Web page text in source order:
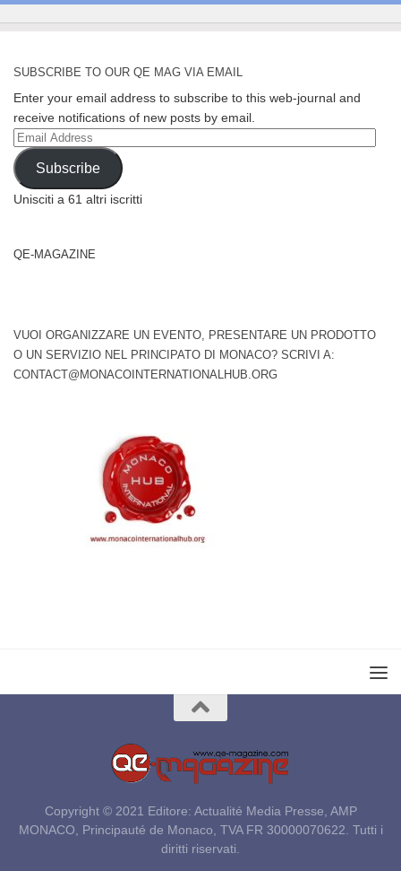
SUBSCRIBE TO OUR QE MAG VIA EMAIL
Enter your email address to subscribe to this web-journal and
receive notifications of new posts by email.
Email
Address
Subscribe
Unisciti a 61 altri iscritti
QE-MAGAZINE
VUOI ORGANIZZARE UN EVENTO, PRESENTARE UN PRODOTTO
O UN SERVIZIO NEL PRINCIPATO DI MONACO? SCRIVI A:
CONTACT@MONACOINTERNATIONALHUB.ORG
Copyright © 2021 Editore: Actualité Media Presse, AMP
MONACO, Principauté de Monaco, TVA FR 30000070622. Tutti i
diritti riservati.